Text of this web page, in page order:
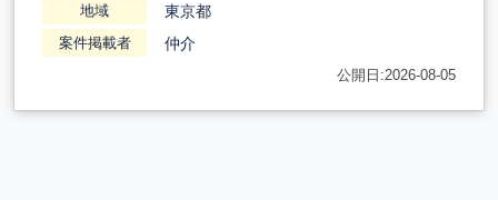
地域 東京都
案件掲載者 仲介
公開日:2026-08-05